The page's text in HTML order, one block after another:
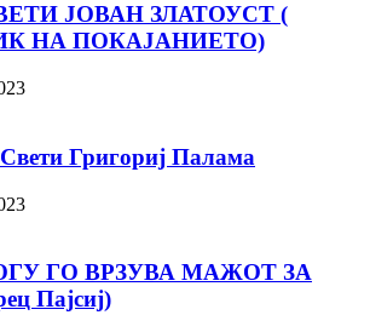
ЈОВАН ЗЛАТОУСТ (
НА ПОКАЈАНИЕТО)
Григориј Палама
ГО ВРЗУВА МАЖОТ ЗА
Пајсиј)